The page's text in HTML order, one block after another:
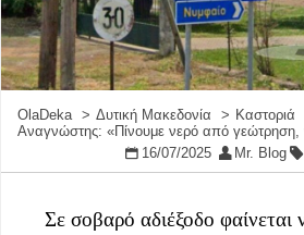
OlaDeka Δυτική Μακεδονία
Καστοριά
Αναγνώστης: «Πίνουμε νερό από γεώτρηση,
16/07/2025
Mr. Blog
Σε σοβαρό αδιέξοδο φαίνεται